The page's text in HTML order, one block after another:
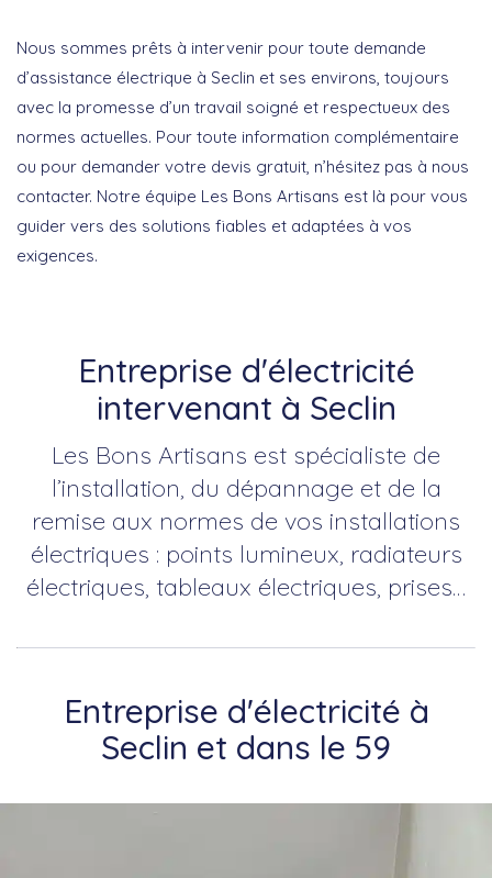
Nous sommes prêts à intervenir pour toute demande
d’assistance électrique à Seclin et ses environs, toujours
avec la promesse d’un travail soigné et respectueux des
normes actuelles. Pour toute information complémentaire
ou pour demander votre devis gratuit, n’hésitez pas à nous
contacter. Notre équipe Les Bons Artisans est là pour vous
guider vers des solutions fiables et adaptées à vos
exigences.
Entreprise d'électricité
intervenant à Seclin
Les Bons Artisans est spécialiste de
l’installation, du dépannage et de la
remise aux normes de vos installations
électriques : points lumineux, radiateurs
électriques, tableaux électriques, prises…
Entreprise d'électricité à
Seclin et dans le 59